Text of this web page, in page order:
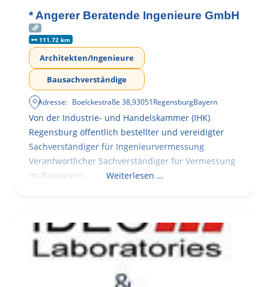
* Angerer Beratende Ingenieure GmbH
111.72 km
Architekten/Ingenieure
Bausachverständige
Adresse: Boelckestraße 38,93051RegensburgBayern
Von der Industrie- und Handelskammer (IHK)
Regensburg öffentlich bestellter und vereidigter
Sachverständiger für Ingenieurvermessung
Verantwortlicher Sachverständiger für Vermessung
im Bauwesen
Weiterlesen …